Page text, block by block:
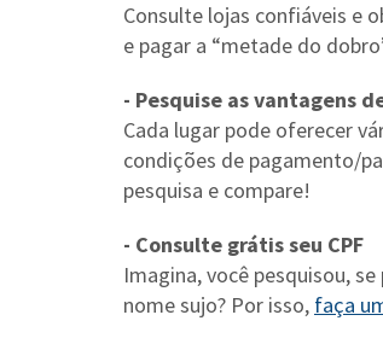
Consulte lojas confiáveis e
e pagar a “metade do
- Pesquise as vantagens
Cada lugar pode oferecer
condições de pagamento/
pesquisa e compare!
- Consulte grátis seu CPF
Imagina, você pesquisou,
nome sujo? Por isso, faça